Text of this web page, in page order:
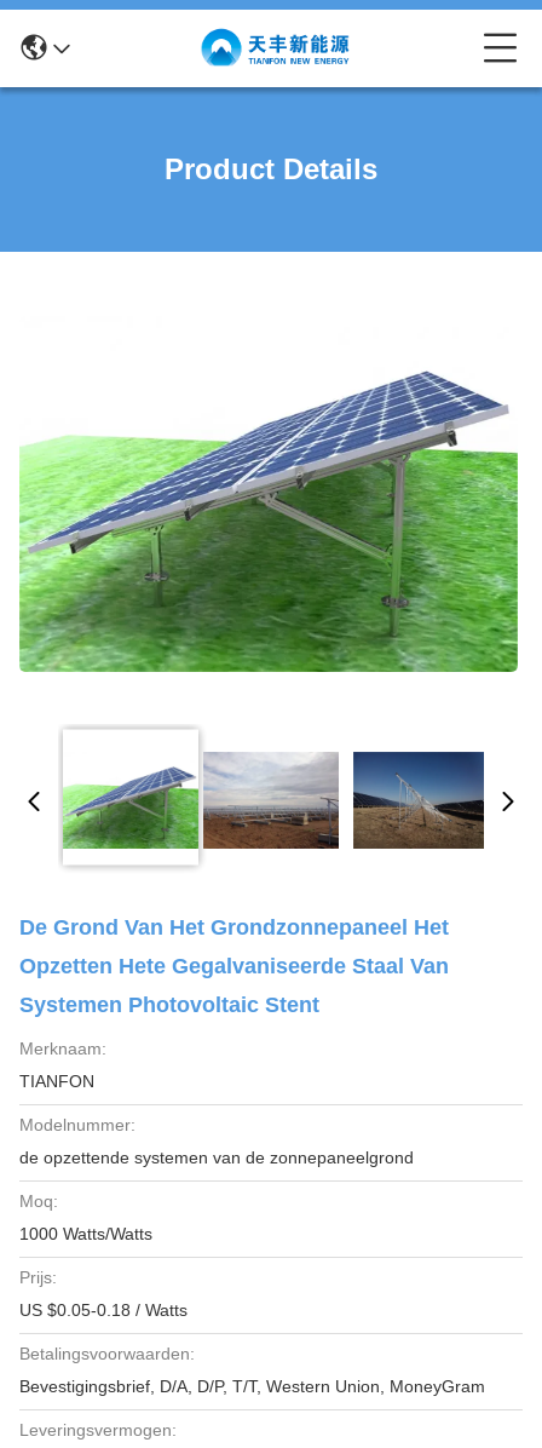
Product Details
De Grond Van Het Grondzonnepaneel Het
Opzetten Hete Gegalvaniseerde Staal Van
Systemen Photovoltaic Stent
Merknaam:
TIANFON
Modelnummer:
de opzettende systemen van de zonnepaneelgrond
Moq:
1000 Watts/Watts
Prijs:
US $0.05-0.18 / Watts
Betalingsvoorwaarden:
Bevestigingsbrief, D/A, D/P, T/T, Western Union, MoneyGram
Leveringsvermogen: